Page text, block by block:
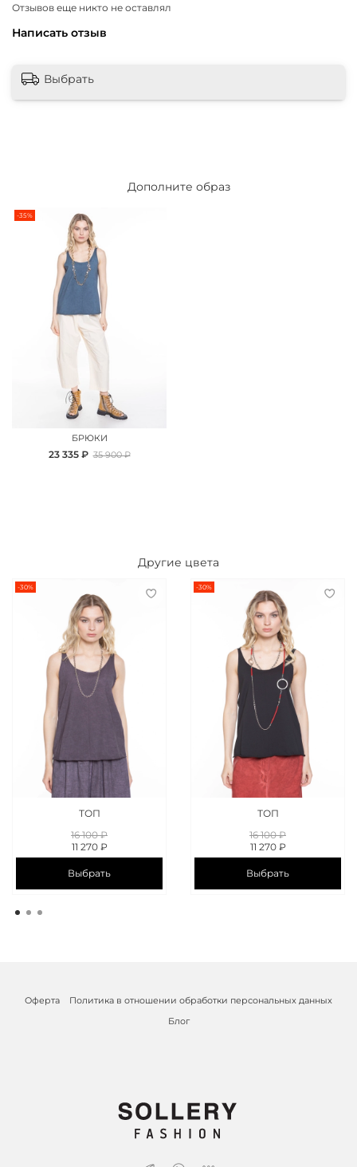
Отзывов еще никто не оставлял
Написать отзыв
Выбрать
Дополните образ
-35%
БРЮКИ
23 335 ₽ 35 900 ₽
Другие цвета
-30%
ТОП
16 100 ₽
11 270 ₽
Выбрать
-30%
ТОП
16 100 ₽
11 270 ₽
Выбрать
Оферта
Политика в отношении обработки персональных данных
Блог